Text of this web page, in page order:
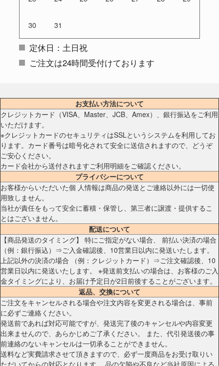
30 31
定休日：土日祝
ご注文は24時間受付けております
お支払い方法について
クレジットカード（VISA、Master、JCB、Amex）、銀行振込をご利用
いただけます。
※クレジットカードのセキュリティはSSLというシステムを利用してお
ります。カード番号は暗号化されて安全に送信されますので、どうぞ
ご安心ください。
カード会社から送付されますご利用明細をご確認ください。
プライバシーについて
お客様からいただいた個 人情報は商品の発送とご連絡以外には一切使
用致しません。
当社が責任をもって安全に蓄積・保管し、第三者に譲渡・提供するこ
とはございません。
配送について
【商品発送のタイミング】 特にご指定がない場合、 前払い決済の場合
（例：銀行振込）⇒ご入金確認後、10営業日以内に発送いたします。
上記以外の決済の場合 （例：クレジットカード）⇒ご注文確認後、10
営業日以内に発送いたします。 ※発送前支払いの場合は、お客様のご入
金タイミングにより、お届け予定日が2日前後することがございます。
返品、交換について
ご注文をキャンセルされる場合や注文内容を変更される場合は、事前
に必ずご連絡ください。
発送前であれば対応可能ですが、発送完了後のキャンセルや内容変更
出来ませんので、あらかじめご了承ください。 また、代引発送後の事
前連絡のないキャンセルは一切承ることができません。
送料など実費請求させて頂きますので、必ず一度商品をお受け取りい